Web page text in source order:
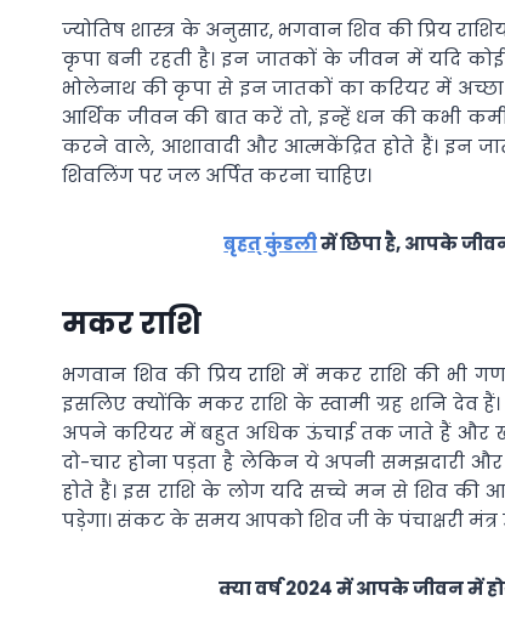
ज्योतिष शास्त्र के अनुसार, भगवान शिव की प्रिय
कृपा बनी रहती है। इन जातकों के जीवन में यदि
भोलेनाथ की कृपा से इन जातकों का करियर में
आर्थिक जीवन की बात करें तो, इन्हें धन की कभी कमी
करने वाले, आशावादी और आत्मकेंद्रित होते हैं। इन
शिवलिंग पर जल अर्पित करना चाहिए।
बृहत् कुंडलीमें छिपा है, आपके जीवन
मकर राशि
भगवान शिव की प्रिय राशि में मकर राशि की भी
इसलिए क्योंकि मकर राशि के स्वामी ग्रह शनि देव
अपने करियर में बहुत अधिक ऊंचाई तक जाते हैं और
दो-चार होना पड़ता है लेकिन ये अपनी समझदारी
होते हैं। इस राशि के लोग यदि सच्चे मन से शिव
पड़ेगा। संकट के समय आपको शिव जी के पंचाक्षरी मंत्र
क्या वर्ष 2024 में आपके जीवन में